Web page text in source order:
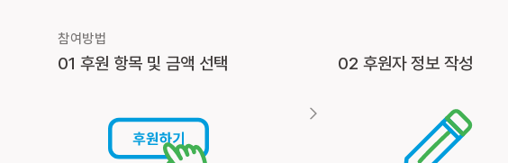
참여방법
01 후원 항목 및 금액 선택 02 후원자 정보 작성